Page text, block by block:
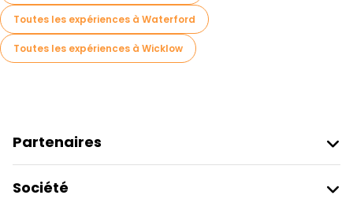
Toutes les expériences à Waterford
Toutes les expériences à Wicklow
Partenaires
Connexion Du Fournisseur
Société